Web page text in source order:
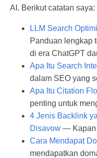
AI. Berikut catatan saya:
LLM Search
Panduan lengkap
di era ChatGPT
Apa Itu Search
dalam SEO yang
Apa Itu Citation
penting untuk
4 Jenis Backlink
Disavow — Kapan
Cara Mendapat
mendapatkan